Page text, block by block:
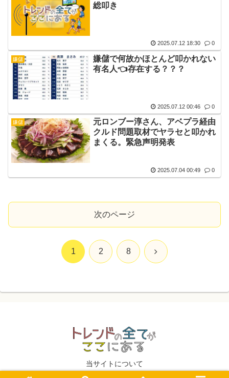
総叩き
2025.07.12 18:30 0
嫌儲
嫌儲で何故かほとんど叩かれない
有名人👈存在する？？？
2025.07.12 00:46 0
嫌儲
元ロンブー淳さん、アベプラ経由
クルド問題取材でヤラセと叩かれ
まくる。緊急声明発表
2025.07.04 00:49 0
次のページ
1 2 8 次
当サイトについて